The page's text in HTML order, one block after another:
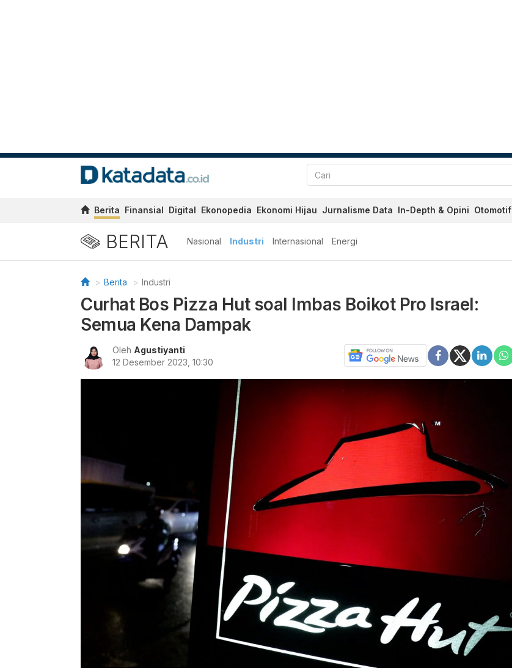
Berita Finansial Digital Ekonopedia Ekonomi Hijau Jurnalisme Data In-Depth & Opini Otomotif
BERITA Nasional Industri Internasional Energi
Berita Industri
Curhat Bos Pizza Hut soal Imbas Boikot Pro Israel:
Semua Kena Dampak
Oleh Agustiyanti
12 Desember 2023, 10:30